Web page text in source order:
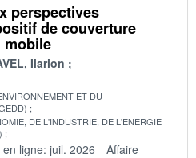
perspectives
de couverture
mobile
Ilarion
ET DU
DE L'INDUSTRIE, DE L'ENERGIE
en ligne: juil. 2026
Affaire